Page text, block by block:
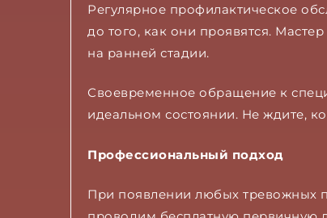
Регулярное профилактическое
до того, как они проявятся.
на ранней стадии.
Своевременное обращение к
идеальном состоянии. Не ждите,
Профессиональный подход
При появлении любых тревожных